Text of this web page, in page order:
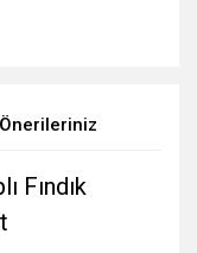
Önerileriniz
Fındık